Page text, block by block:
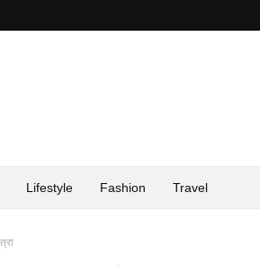
Lifestyle Fashion Travel